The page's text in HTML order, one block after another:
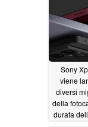
05/
Sony
viene
diversi
della
durata